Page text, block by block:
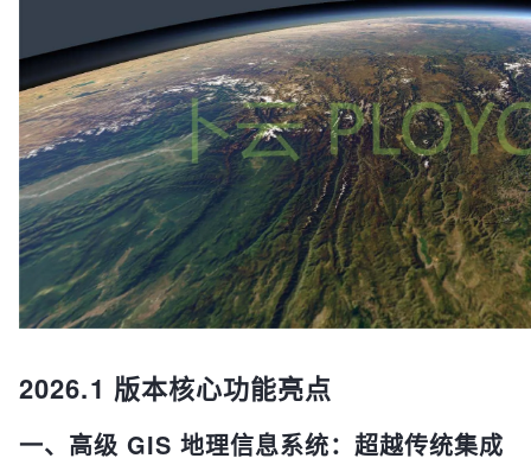
2026.1 版本核心功能亮点
一、高级 GIS 地理信息系统：超越传统集成